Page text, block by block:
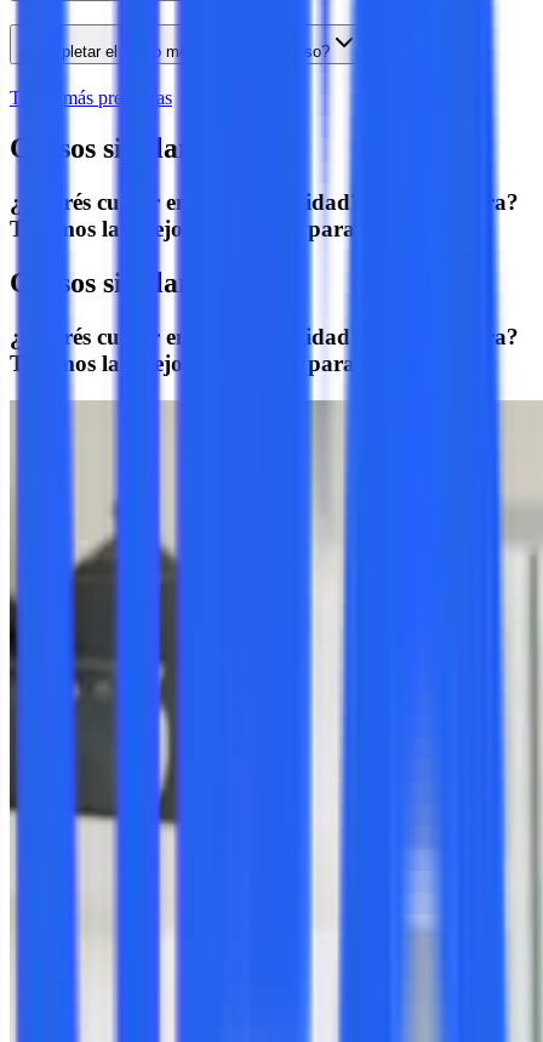
¿Completar el curso me asegura el ingreso?
Tengo más preguntas
Cursos similares
¿Querés cursar en otra modalidad? ¿Otra carrera?
Tenemos las mejores opciones para vos.
Cursos similares
¿Querés cursar en otra modalidad? ¿Otra carrera?
Tenemos las mejores opciones para vos.